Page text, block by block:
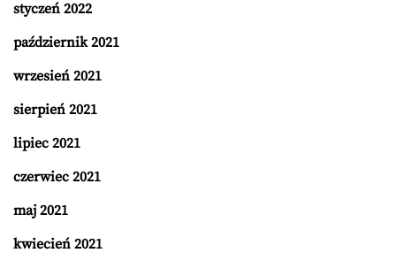
styczeń 2022
październik 2021
wrzesień 2021
sierpień 2021
lipiec 2021
czerwiec 2021
maj 2021
kwiecień 2021